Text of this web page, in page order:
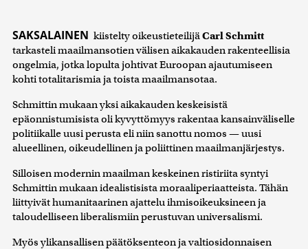
SAKSALAINEN kiistelty oikeustieteilijäCarl Schmitt
tarkasteli maailmansotien välisen aikakauden rakenteellisia
ongelmia, jotka lopulta johtivat Euroopan ajautumiseen
kohti totalitarismia ja toista maailmansotaa.
Schmittin mukaan yksi aikakauden keskeisistä
epäonnistumisista oli kyvyttömyys rakentaa kansainväliselle
politiikalle uusi perusta eli niin sanottu nomos — uusi
alueellinen, oikeudellinen ja poliittinen maailmanjärjestys.
Silloisen modernin maailman keskeinen ristiriita syntyi
Schmittin mukaan idealistisista moraaliperiaatteista. Tähän
liittyivät humanitaarinen ajattelu ihmisoikeuksineen ja
taloudelliseen liberalismiin perustuvan universalismi.
Myös ylikansallisen päätöksenteon ja valtiosidonnaisen